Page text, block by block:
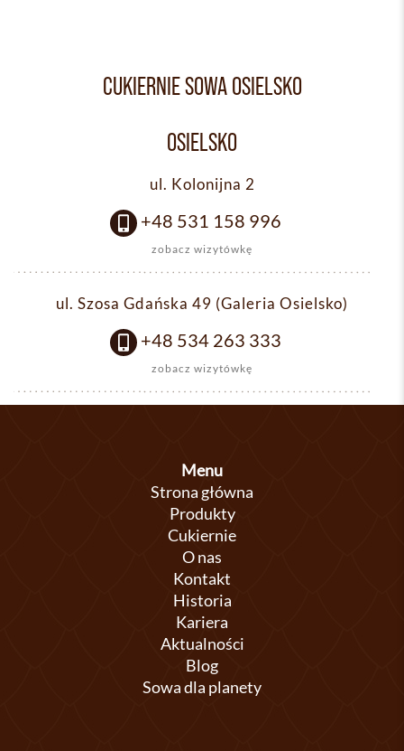
CUKIERNIE SOWA OSIELSKO
OSIELSKO
ul. Kolonijna 2
+48 531 158 996
zobacz wizytówkę
ul. Szosa Gdańska 49 (Galeria Osielsko)
+48 534 263 333
zobacz wizytówkę
Menu
Strona główna
Produkty
Cukiernie
O nas
Kontakt
Historia
Kariera
Aktualności
Blog
Sowa dla planety